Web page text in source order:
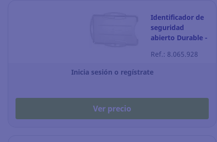
Identificador de
seguridad
abierto Durable -
Pack de 10
Ref.: 8.065.928
Inicia sesión o regístrate
Ver precio